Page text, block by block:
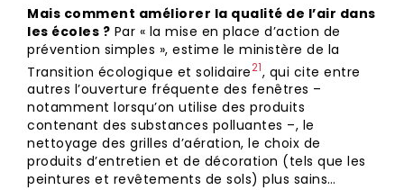
Mais comment améliorer la qualité de l’air dans
les écoles ? Par « la mise en place d’action de
prévention simples », estime le ministère de la
Transition écologi⁠que et solidaire21, qui cite entre
autres l’ouverture fréquente des fenêtres –
notamment lorsqu’on utilise des produits
contenant des substances polluantes –, le
nettoyage des grilles d’aération, le choix de
produits d’entretien et de décoration (tels que les
peintures et revêtements de sols) plus sains…